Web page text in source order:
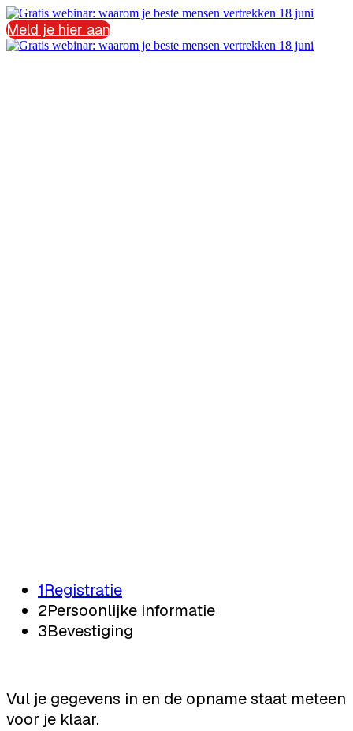
Meld je hier aan
1Registratie
2Persoonlijke informatie
3Bevestiging
Vul je gegevens in en de opname staat meteen
voor je klaar.